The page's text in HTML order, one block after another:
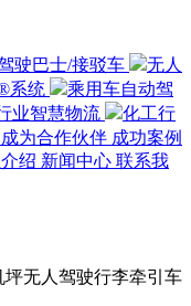
驶巴士/接驳车
无人
系统
乘用车自动驾
业智慧物流
化工行
成为合作伙伴 成功案例
绍 新闻中心 联系我
无人驾驶行李牵引车